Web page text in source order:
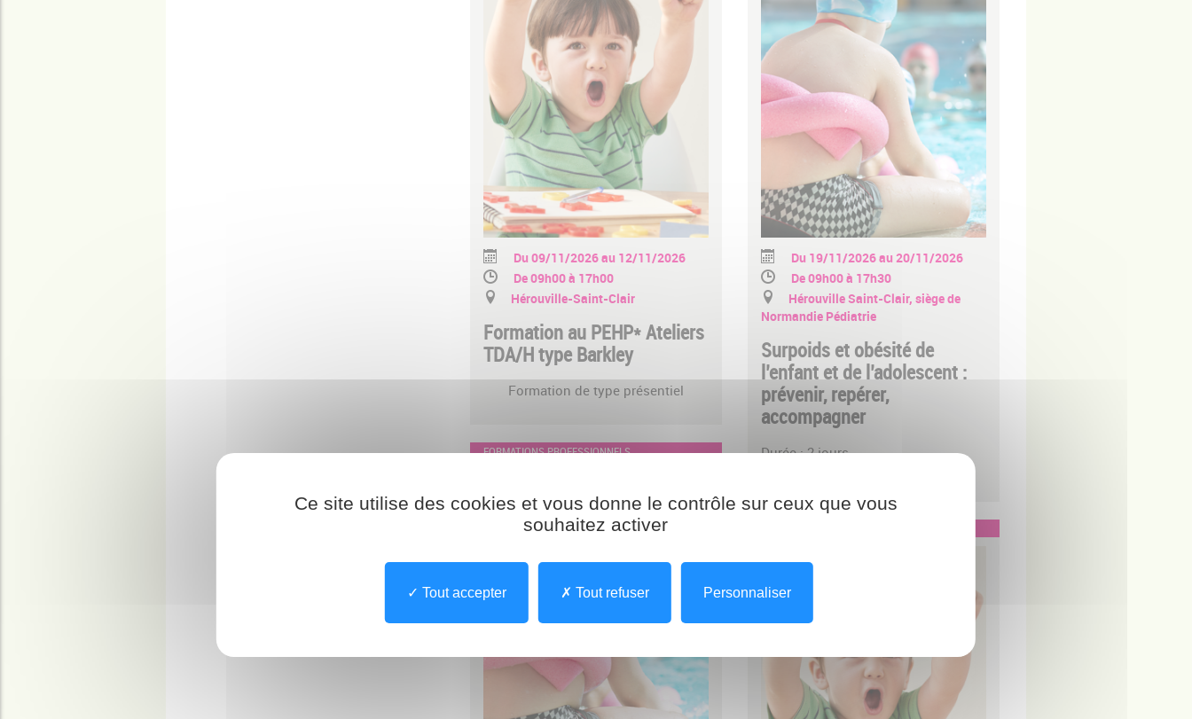
Du 09/11/2026 au 12/11/2026
De 09h00 à 17h00
Hérouville-Saint-Clair
Formation au PEHP* Ateliers
TDA/H type Barkley
Formation de type présentiel
Du 19/11/2026 au 20/11/2026
De 09h00 à 17h30
Hérouville Saint-Clair, siège de
Normandie Pédiatrie
Surpoids et obésité de
l’enfant et de l’adolescent :
prévenir, repérer,
accompagner
Durée : 2 jours
FORMATIONS PROFESSIONNELS
Ce site utilise des cookies et vous donne le contrôle sur ceux que vous
souhaitez activer
Tout accepter Tout refuser Personnaliser